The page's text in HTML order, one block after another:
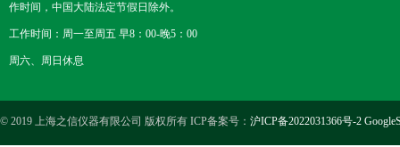
作时间，中国大陆法定节假日除外。
工作时间：周一至周五 早8：00-晚5：00
周六、周日休息
© 2019 上海之信仪器有限公司 版权所有 ICP备案号： 沪ICP备2022031366号-2